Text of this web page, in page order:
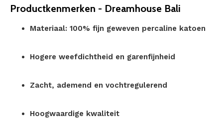
Productkenmerken - Dreamhouse Bali
Materiaal: 100% fijn geweven percaline katoen
Hogere weefdichtheid en garenfijnheid
Zacht, ademend en vochtregulerend
Hoogwaardige kwaliteit